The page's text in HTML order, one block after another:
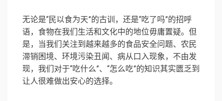
无论是“民以食为天”的古训，还是“吃了吗”的招呼
语，食物在我们生活和文化中的地位毋庸置疑。但
是，当我们关注到越来越多的食品安全问题、农民
滞销困境、环境污染丑闻、病从口入现象，不由发
现，我们对于“吃什么”、“怎么吃”的知识其实匮乏到
让人很难做出安心的选择。